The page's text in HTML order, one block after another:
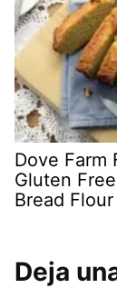
Dove Farm
Gluten
Bread Flour
Deja